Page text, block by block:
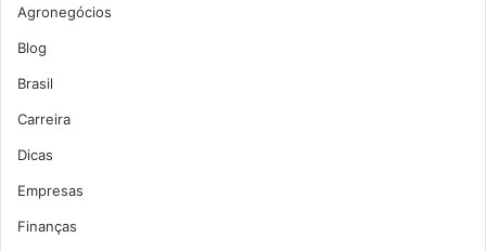
Agronegócios
Blog
Brasil
Carreira
Dicas
Empresas
Finanças